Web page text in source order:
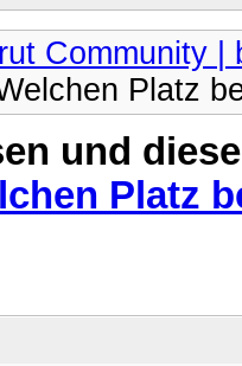
Community |
Platz
und
Platz